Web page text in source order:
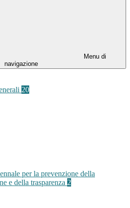
Menu di
navigazione
20
per la prevenzione della
e della trasparenza 2